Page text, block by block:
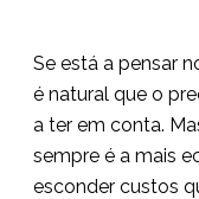
Se está a pensar
é natural que o
a ter em conta.
sempre é a mais
esconder custos